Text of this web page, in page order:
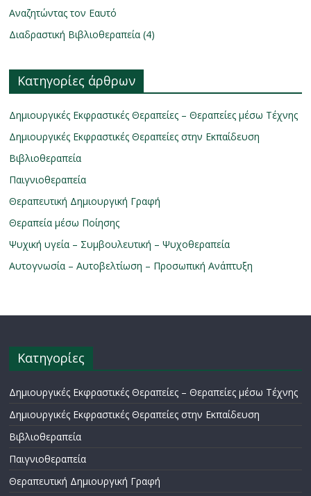
Αναζητώντας τον Εαυτό
Διαδραστική Βιβλιοθεραπεία (4)
Κατηγορίες άρθρων
Δημιουργικές Εκφραστικές Θεραπείες – Θεραπείες μέσω Τέχνης
Δημιουργικές Εκφραστικές Θεραπείες στην Εκπαίδευση
Βιβλιοθεραπεία
Παιγνιοθεραπεία
Θεραπευτική Δημιουργική Γραφή
Θεραπεία μέσω Ποίησης
Ψυχική υγεία – Συμβουλευτική – Ψυχοθεραπεία
Αυτογνωσία – Αυτοβελτίωση – Προσωπική Ανάπτυξη
Κατηγορίες
Δημιουργικές Εκφραστικές Θεραπείες – Θεραπείες μέσω Τέχνης
Δημιουργικές Εκφραστικές Θεραπείες στην Εκπαίδευση
Βιβλιοθεραπεία
Παιγνιοθεραπεία
Θεραπευτική Δημιουργική Γραφή